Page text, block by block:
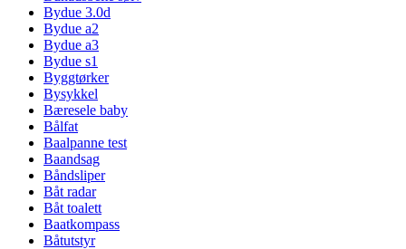
Bydue 3.0d
Bydue a2
Bydue a3
Bydue s1
Byggtørker
Bysykkel
Bæresele baby
Bålfat
Baalpanne test
Baandsag
Båndsliper
Båt radar
Båt toalett
Baatkompass
Båtutstyr